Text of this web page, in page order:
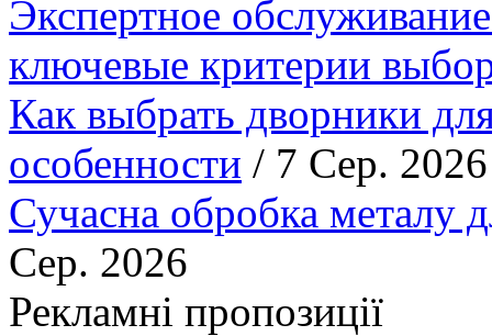
Экспертное
ключевые критерии
Как выбрать дворники
особенности / 7 Сер. 2026
Сучасна обробка металу
Сер. 2026
Рекламні пропозиції